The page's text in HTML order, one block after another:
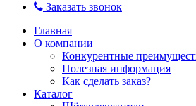
Заказать звонок
Главная
О компании
Конкурентные
Полезная информация
Как сделать заказ?
Каталог